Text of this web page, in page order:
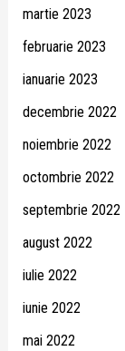
martie 2023
februarie 2023
ianuarie 2023
decembrie 2022
noiembrie 2022
octombrie 2022
septembrie 2022
august 2022
iulie 2022
iunie 2022
mai 2022